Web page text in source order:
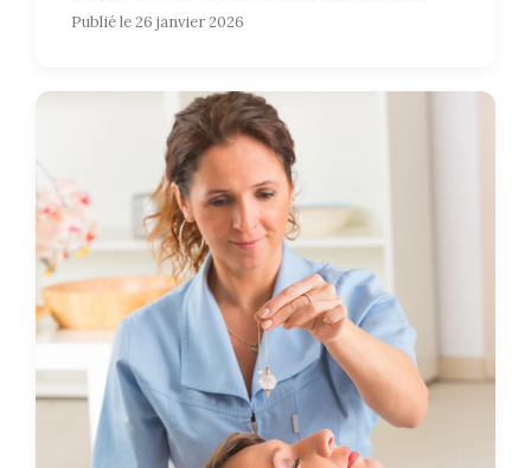
Publié le 26 janvier 2026